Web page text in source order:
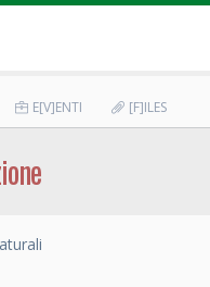
E[V]ENTI [F]ILES